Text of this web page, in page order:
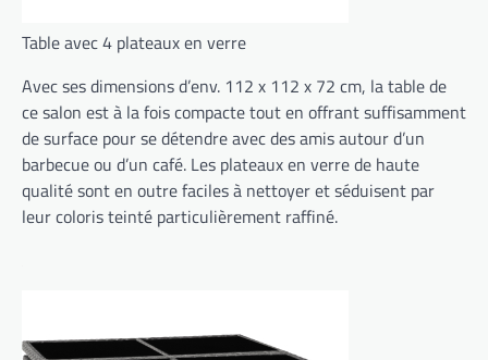
Table avec 4 plateaux en verre
Avec ses dimensions d’env. 112 x 112 x 72 cm, la table de
ce salon est à la fois compacte tout en offrant suffisamment
de surface pour se détendre avec des amis autour d’un
barbecue ou d’un café. Les plateaux en verre de haute
qualité sont en outre faciles à nettoyer et séduisent par
leur coloris teinté particulièrement raffiné.